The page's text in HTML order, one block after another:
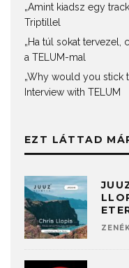
„Amint kiadsz egy
Triptillel
„Ha túl sokat tervezel,
a TELUM-mal
„Why would you stick
Interview with TELUM
EZT LÁTTAD